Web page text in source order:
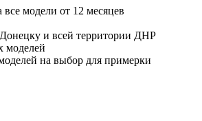
все модели от 12 месяцев
и всей территории ДНР
моделей
на выбор для примерки